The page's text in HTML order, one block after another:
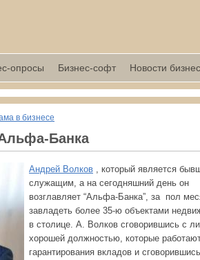
опросы Бизнес-софт Новости
в бизнесе
Банка
Андрей Волков , который является
служащим, а на сегодняшний день он
возглавляет “Альфа-Банка”, за пол
завладеть более 35-ю объектами
в столице. А. Волков сговорившись с
хорошей должностью, которые
гарантирования вкладов и